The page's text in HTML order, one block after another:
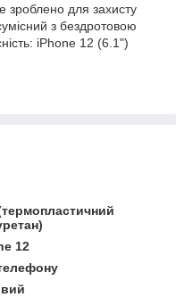
зроблено для захисту
з бездротовою
iPhone 12 (6.1")
12